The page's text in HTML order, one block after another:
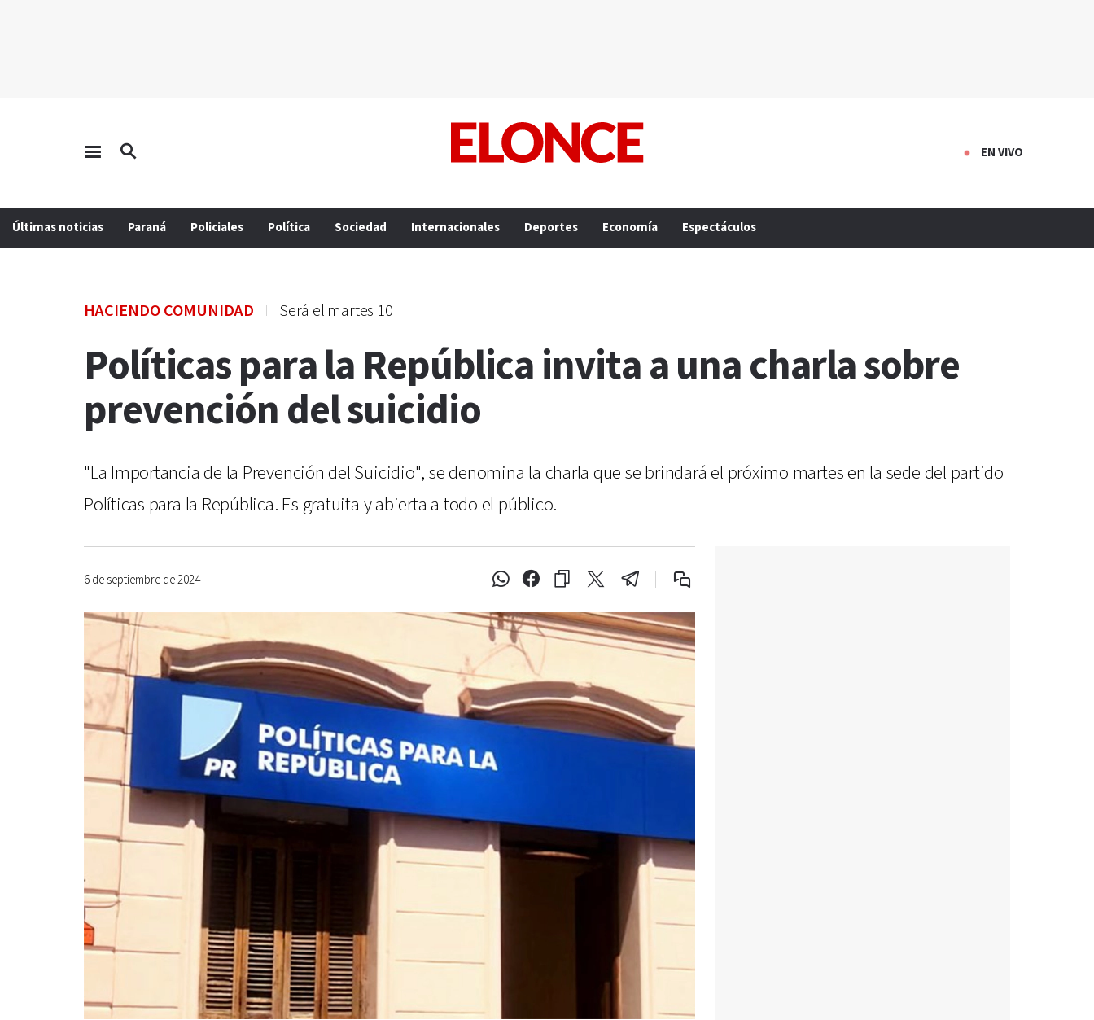
EN VIVO
Últimas noticias Paraná Policiales Política Sociedad Internacionales Deportes Economía Espectáculos
HACIENDO COMUNIDAD Será el martes 10
Políticas para la República invita a una charla sobre
prevención del suicidio
"La Importancia de la Prevención del Suicidio", se denomina la charla que se brindará el próximo martes en la sede del partido
Políticas para la República. Es gratuita y abierta a todo el público.
6 de septiembre de 2024